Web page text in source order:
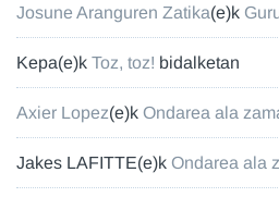
Josune Aranguren Zatika(e)k
Kepa(e)k Toz, toz! bidalketan
Axier Lopez(e)k Ondarea ala
Jakes LAFITTE(e)k Ondarea ala